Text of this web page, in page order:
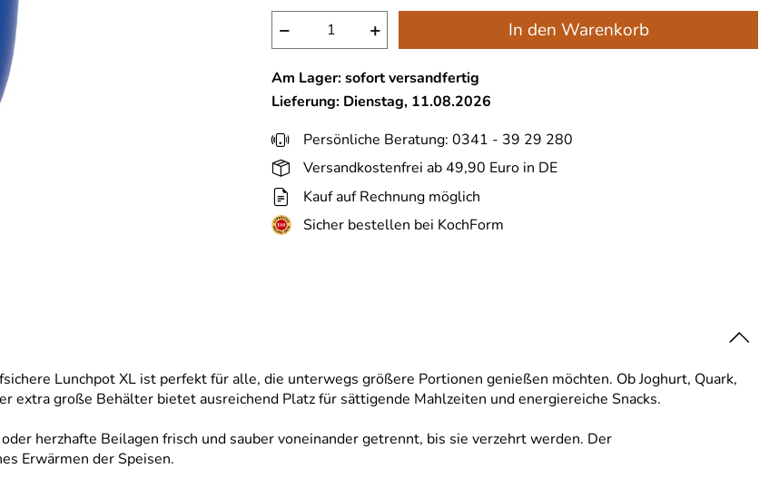
− + In den Warenkorb
Am Lager: sofort versandfertig
Lieferung: Dienstag, 11.08.2026
Persönliche Beratung: 0341 - 39 29 280
Versandkostenfrei ab 49,90 Euro in DE
Kauf auf Rechnung möglich
Sicher bestellen bei KochForm
Lunchpot XL ist perfekt für alle, die unterwegs größere Portionen genießen möchten. Ob Joghurt, Quark,
extra große Behälter bietet ausreichend Platz für sättigende Mahlzeiten und energiereiche Snacks.
herzhafte Beilagen frisch und sauber voneinander getrennt, bis sie verzehrt werden. Der
Erwärmen der Speisen.